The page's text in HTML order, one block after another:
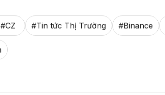
#CZ #Tin tức Thị Trường #Binance